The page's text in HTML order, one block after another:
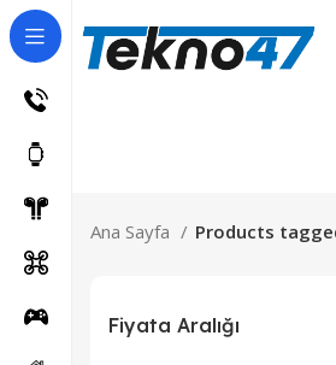
Ürünler için 7 iş günüdür!
Ana Sayfa Products
Fiyata Aralığı